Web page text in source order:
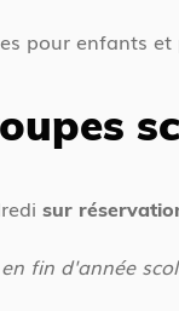
pour enfants
sur
fin d'année